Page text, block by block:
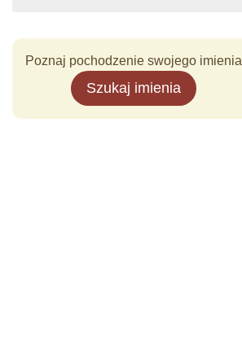
Poznaj pochodzenie swojego imienia
Szukaj imienia